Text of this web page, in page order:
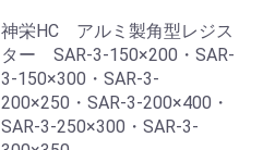
神栄HC アルミ製角型レジス
ター SAR-3-150×200・SAR-
3-150×300・SAR-3-
200×250・SAR-3-200×400・
SAR-3-250×300・SAR-3-